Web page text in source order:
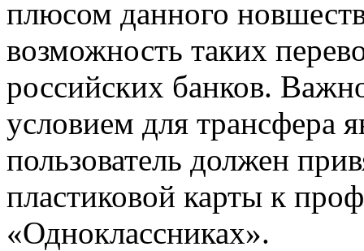
плюсом данного
возможность таких
российских банков.
условием для трансфера
пользователь должен
пластиковой карты к
«Одноклассниках».